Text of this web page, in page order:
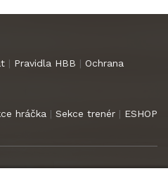
| Pravidla HBB | Ochrana
hráčka | Sekce trenér | ESHOP